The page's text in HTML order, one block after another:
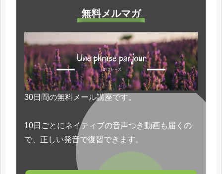
無料メルマガ
30日間の無料メール講座です。
10日ごとにネイティブの音声つき動画も届くの
で、正しい発音で復習できます。